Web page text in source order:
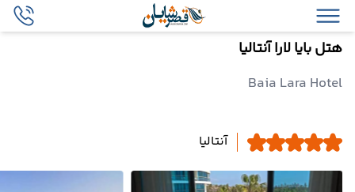
هتل بایا لارا آنتالیا
Baia Lara Hotel
آنتالیا